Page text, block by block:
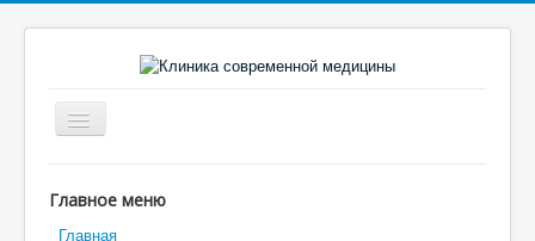
Включить/
выключить
Главное меню
Главная